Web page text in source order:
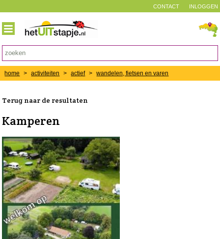
INLOGGEN
CONTACT
home > activiteiten > actief > wandelen, fietsen en varen
Terug naar de resultaten
Kamperen